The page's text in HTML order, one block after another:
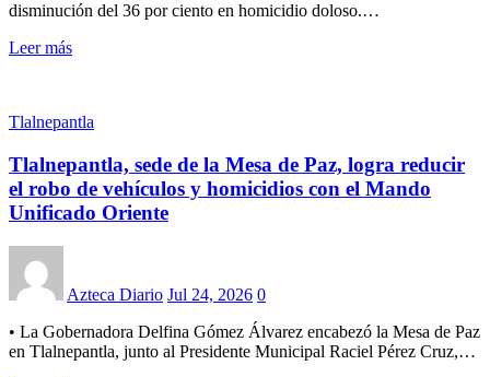
disminución del 36 por ciento en homicidio doloso.…
Leer más
Tlalnepantla
Tlalnepantla, sede de la Mesa de Paz, logra reducir
el robo de vehículos y homicidios con el Mando
Unificado Oriente
Azteca Diario Jul 24, 2026 0
• La Gobernadora Delfina Gómez Álvarez encabezó la Mesa de Paz
en Tlalnepantla, junto al Presidente Municipal Raciel Pérez Cruz,…